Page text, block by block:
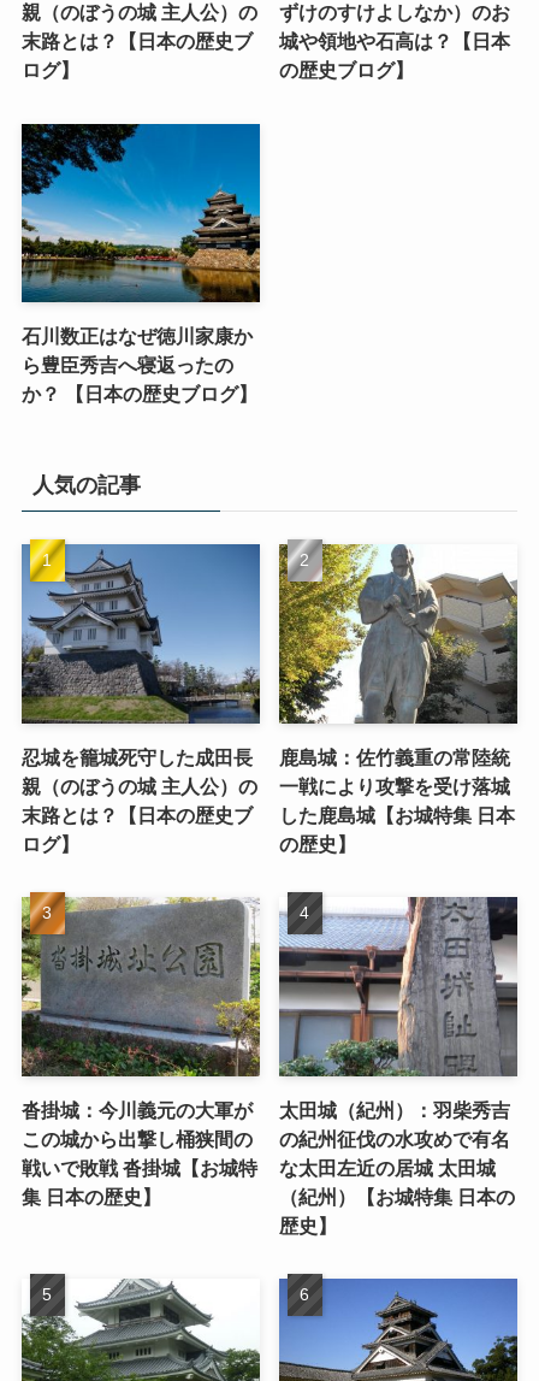
親（のぼうの城 主人公）の
末路とは？【日本の歴史ブ
ログ】
ずけのすけよしなか）のお
城や領地や石高は？【日本
の歴史ブログ】
石川数正はなぜ徳川家康か
ら豊臣秀吉へ寝返ったの
か？ 【日本の歴史ブログ】
人気の記事
忍城を籠城死守した成田長
親（のぼうの城 主人公）の
末路とは？【日本の歴史ブ
ログ】
鹿島城：佐竹義重の常陸統
一戦により攻撃を受け落城
した鹿島城【お城特集 日本
の歴史】
沓掛城：今川義元の大軍が
この城から出撃し桶狭間の
戦いで敗戦 沓掛城【お城特
集 日本の歴史】
太田城（紀州）：羽柴秀吉
の紀州征伐の水攻めで有名
な太田左近の居城 太田城
（紀州）【お城特集 日本の
歴史】